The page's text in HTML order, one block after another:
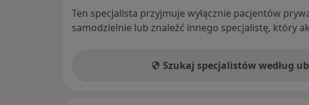
Ten specjalista przyjmuje wyłącznie pacjentów
samodzielnie lub znaleźć innego specjalistę, który
Szukaj specjalistów według